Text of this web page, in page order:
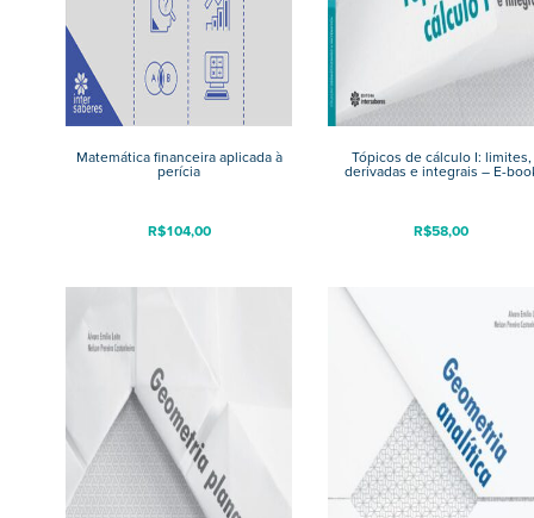
Matemática financeira aplicada à
perícia
R$104,00
Tópicos de cálculo I: limites,
derivadas e integrais – E-
R$58,00